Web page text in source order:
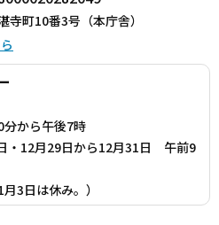
町10番3号（本庁舎）
から午後7時
・12月29日から12月31日 午前9
3日は休み。）